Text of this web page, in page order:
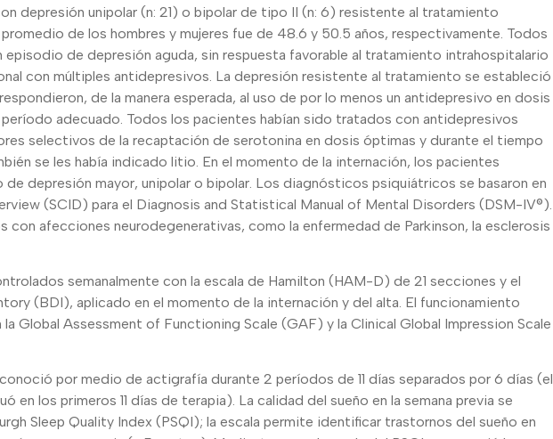
depresión unipolar (n: 21) o bipolar de tipo II (n: 6) resistente al tratamiento
de los hombres y mujeres fue de 48.6 y 50.5 años, respectivamente. Todos
episodio de depresión aguda, sin respuesta favorable al tratamiento intrahospitalario
con múltiples antidepresivos. La depresión resistente al tratamiento se estableció
de la manera esperada, al uso de por lo menos un antidepresivo en dosis
período adecuado. Todos los pacientes habían sido tratados con antidepresivos
selectivos de la recaptación de serotonina en dosis óptimas y durante el tiempo
se les había indicado litio. En el momento de la internación, los pacientes
de depresión mayor, unipolar o bipolar. Los diagnósticos psiquiátricos se basaron en
(SCID) para el Diagnosis and Statistical Manual of Mental Disorders (DSM-IV®).
con afecciones neurodegenerativas, como la enfermedad de Parkinson, la esclerosis
semanalmente con la escala de Hamilton (HAM-D) de 21 secciones y el
(BDI), aplicado en el momento de la internación y del alta. El funcionamiento
Global Assessment of Functioning Scale (GAF) y la Clinical Global Impression Scale
por medio de actigrafía durante 2 períodos de 11 días separados por 6 días (el
en los primeros 11 días de terapia). La calidad del sueño en la semana previa se
Sleep Quality Index (PSQI); la escala permite identificar trastornos del sueño en